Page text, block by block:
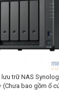
lưu trữ NAS
(Chưa bao gồm ổ